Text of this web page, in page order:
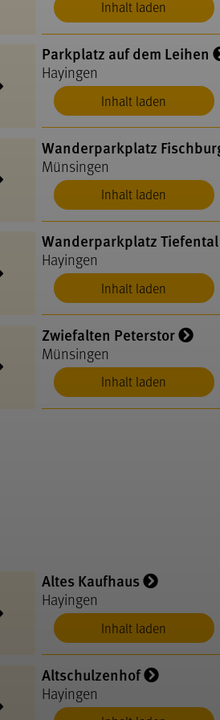
Inhalt laden
Inhalt laden
Parkplatz auf dem Leihen
Hayingen
Inhalt laden
Wanderparkplatz
Münsingen
Inhalt laden
Wanderparkplatz Tiefental
Hayingen
Inhalt laden
Zwiefalten Peterstor
Münsingen
Inhalt laden
Altes Kaufhaus
Hayingen
Altschulzenhof
Hayingen